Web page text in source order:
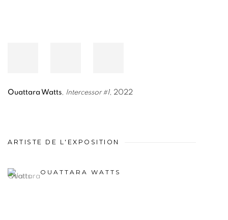
Ouattara Watts Intercessor #1, 2022
ARTISTE DE L'EXPOSITION
OUATTARA WATTS